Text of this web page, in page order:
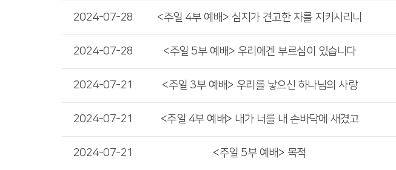
2024-07-28 <주일 4부 예배> 심지가 견고한 자를 지키시리니
2024-07-28 <주일 5부 예배> 우리에겐 부르심이 있습니다
2024-07-21 <주일 3부 예배> 우리를 낳으신 하나님의 사랑
2024-07-21 <주일 4부 예배> 내가 너를 내 손바닥에 새겼고
2024-07-21 <주일 5부 예배> 목적